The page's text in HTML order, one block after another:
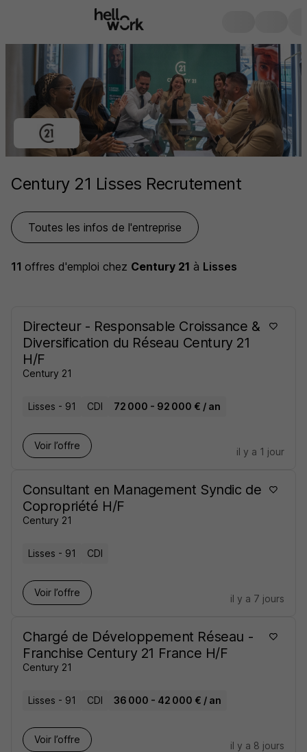
Century 21 Lisses Recrutement
Toutes les infos de l'entreprise
11 offres d'emploi chez Century 21 à Lisses
Directeur - Responsable Croissance &
Diversification du Réseau Century 21
H/F
Century 21
Lisses - 91 CDI 72 000 - 92 000 € / an
Voir l’offre
il y a 1 jour
Consultant en Management Syndic de
Copropriété H/F
Century 21
Lisses - 91 CDI
Voir l’offre
il y a 7 jours
Chargé de Développement Réseau -
Franchise Century 21 France H/F
Century 21
Lisses - 91 CDI 36 000 - 42 000 € / an
Voir l’offre
il y a 8 jours